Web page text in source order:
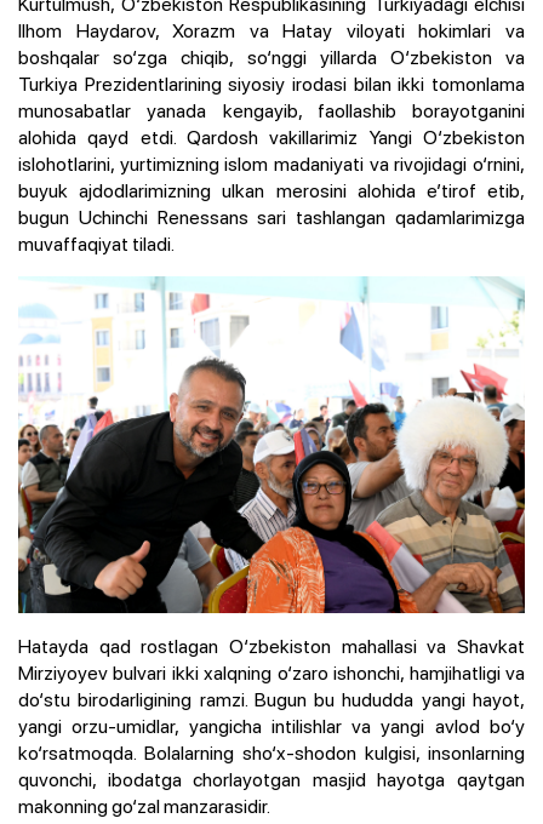
Ilhom Haydarov, Xorazm va Hatay viloyati hokimlari va
boshqalar so‘zga chiqib, so‘nggi yillarda O‘zbekiston va
Turkiya Prezidentlarining siyosiy irodasi bilan ikki tomonlama
munosabatlar yanada kengayib, faollashib borayotganini
alohida qayd etdi. Qardosh vakillarimiz Yangi O‘zbekiston
islohotlarini, yurtimizning islom madaniyati va rivojidagi o‘rnini,
buyuk ajdodlarimizning ulkan merosini alohida e’tirof etib,
bugun Uchinchi Renessans sari tashlangan qadamlarimizga
muvaffaqiyat tiladi.
Hatayda qad rostlagan O‘zbekiston mahallasi va Shavkat
Mirziyoyev bulvari ikki xalqning o‘zaro ishonchi, hamjihatligi va
do‘stu birodarligining ramzi. Bugun bu hududda yangi hayot,
yangi orzu-umidlar, yangicha intilishlar va yangi avlod bo‘y
ko‘rsatmoqda. Bolalarning sho‘x-shodon kulgisi, insonlarning
quvonchi, ibodatga chorlayotgan masjid hayotga qaytgan
makonning go‘zal manzarasidir.